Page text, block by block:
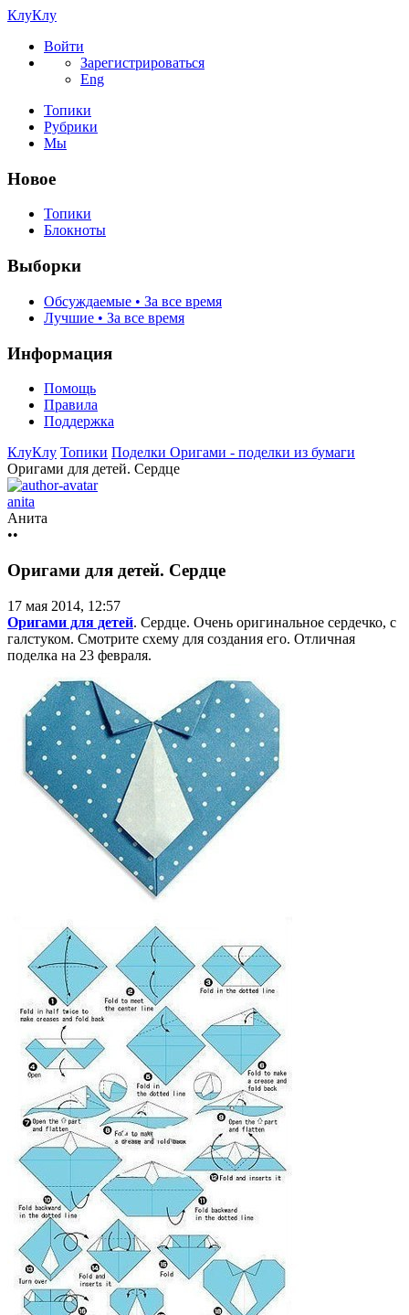
КлуКлу
Войти
Зарегистрироваться
Eng
Топики
Рубрики
Мы
Новое
Топики
Блокноты
Выборки
Обсуждаемые • За все время
Лучшие • За все время
Информация
Помощь
Правила
Поддержка
КлуКлу Топики Поделки Оригами - поделки из бумаги
Оригами для детей. Сердце
anita
Анита
••
Оригами для детей. Сердце
17 мая 2014, 12:57
Оригами для детей. Сердце. Очень оригинальное сердечко, с
галстуком. Смотрите схему для создания его. Отличная
поделка на 23 февраля.